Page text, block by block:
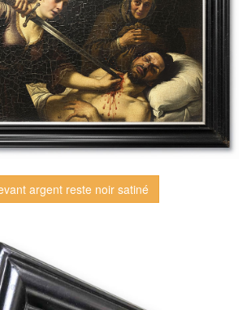
argent reste noir satiné